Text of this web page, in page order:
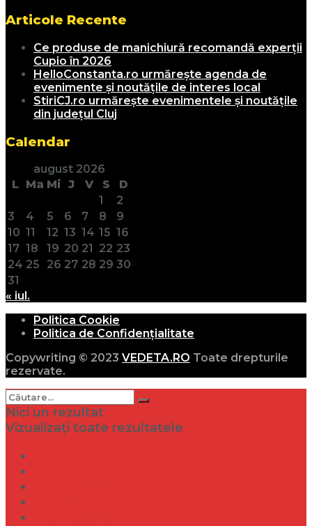
Articole Recente
Ce produse de manichiură recomandă experții
Cupio în 2026
HelloConstanta.ro urmărește agenda de
evenimente și noutățile de interes local
StiriCJ.ro urmărește evenimentele și noutățile
din județul Cluj
Calendar
august 2026
L Ma Mi J V S
D
1
2
3
4 5 6 7 8
9
10 11 12 13 14 15 16
17 18 19 20 21 22 23
24 25 26 27 28 29 30
31
« iul.
Politica Cookie
Politica de Confidențialitate
Copywriting © 2023 VEDETA.RO Toate drepturile
rezervate.
Nici un rezultat
Vizualizați toate rezultatele